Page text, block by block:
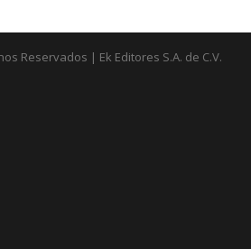
Reservados | Ek Editores S.A. de C.V.